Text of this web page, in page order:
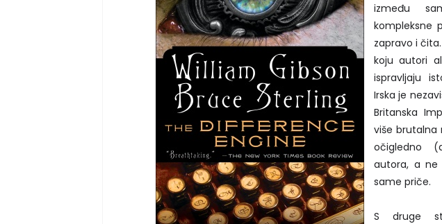
između
kompleksne
zapravo i
koju autori
ispravljaju
Irska je
Britanska
više brutalna
očigledno
autora, a ne
same priče.
S druge